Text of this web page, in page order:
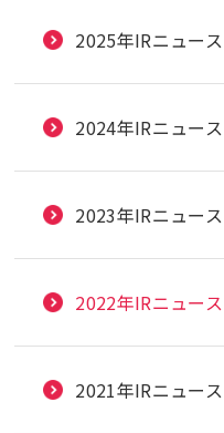
2025年IRニュース
2024年IRニュース
2023年IRニュース
2022年IRニュース
2021年IRニュース